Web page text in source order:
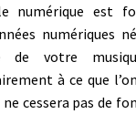
numérique est
numériques
de votre
à ce que
cessera pas de